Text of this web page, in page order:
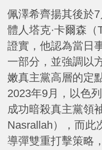
佩澤希齊揚其後於
體人塔克·卡爾森
證實，他認為當日
一部分，並強調以
嫩真主黨高層的定
2023年9月，以色
成功暗殺真主黨領
Nasrallah），而此
導彈雙重打擊策略